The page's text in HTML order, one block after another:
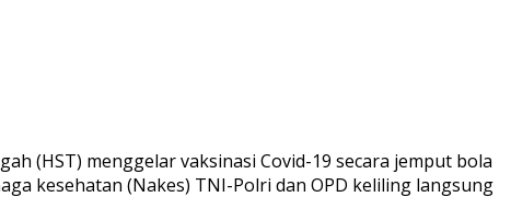
(HST) menggelar vaksinasi Covid-19 secara jemput bola
kesehatan (Nakes) TNI-Polri dan OPD keliling langsung